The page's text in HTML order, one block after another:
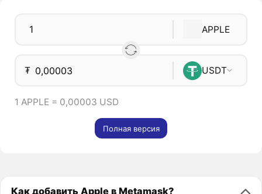
APPLE
₮ USDT
1 APPLE = 0,00003 USD
Полная версия
Как добавить Apple в Metamask?